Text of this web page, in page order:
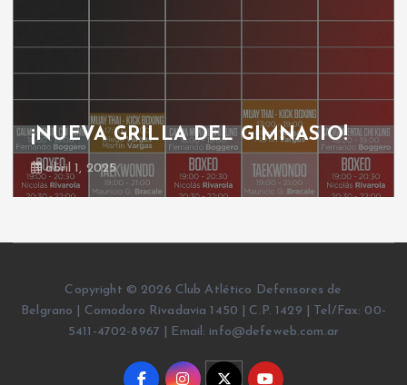
¡NUEVA GRILLA DEL GIMNASIO!
abril 1, 2025
Copyright © 2026 Club Atlético Defensores de
Belgrano | Comodoro Rivadavia 1450 | C.P. 1429 | Tel/Fax: 00-
5411-4702-8967 | Email: info@defeweb.com.ar